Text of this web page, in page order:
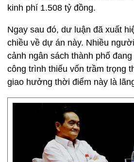
kinh phí 1.508 tỷ đồng.
Ngay sau đó, dư luận đã xuất
chiều về dự án này. Nhiều
cảnh ngân sách thành phố
công trình thiếu vốn trầm trọng
giao hưởng thời điểm này là